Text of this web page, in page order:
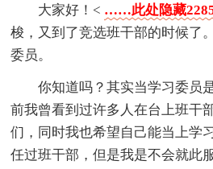
大家好！< ……此处隐藏
梭，又到了竞选班干部的时候了
委员。
你知道吗？其实当学习委员
前我曾看到过许多人在台上班干
们，同时我也希望自己能当上学
任过班干部，但是我是不会就此